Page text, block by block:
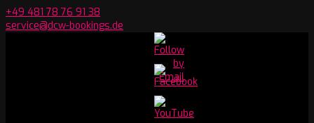
Skip
to
+49 481 78 76 91 38
service@dcw-bookings.de